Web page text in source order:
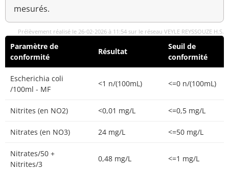
mesurés.
Prélèvement réalisé le 26-02-2026 à 11:54 sur le réseau VEYLE REYSSOUZE H.S.
Paramètre de
conformité
Résultat
Seuil de
conformité
Escherichia coli
/100ml - MF
<1 n/(100mL) <=0 n/(100mL)
Nitrites (en NO2) <0,01 mg/L <=0,5 mg/L
Nitrates (en NO3) 24 mg/L <=50 mg/L
Nitrates/50 +
Nitrites/3
0,48 mg/L <=1 mg/L